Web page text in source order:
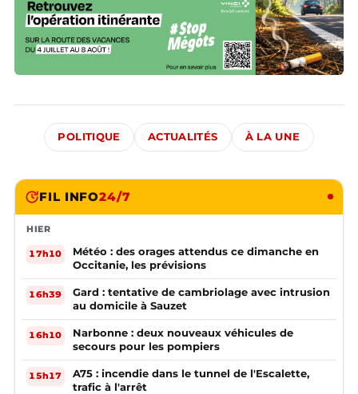
POLITIQUE ACTUALITÉS À LA UNE
FIL INFO24/7
HIER
17h10
Météo : des orages attendus ce dimanche en
Occitanie, les prévisions
16h39
Gard : tentative de cambriolage avec intrusion
au domicile à Sauzet
16h10
Narbonne : deux nouveaux véhicules de
secours pour les pompiers
15h17
A75 : incendie dans le tunnel de l'Escalette,
trafic à l'arrêt